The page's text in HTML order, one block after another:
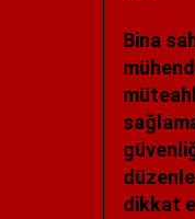
Bina
dikkat